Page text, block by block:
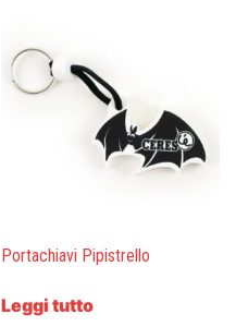
Portachiavi Pipistrello
Leggi tutto